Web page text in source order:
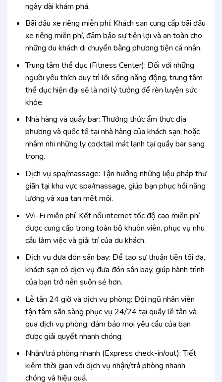
ngày dài khám phá.
Bãi đậu xe riêng miễn phí: Khách sạn cung cấp bãi đậu
xe riêng miễn phí, đảm bảo sự tiện lợi và an toàn cho
những du khách di chuyển bằng phương tiện cá nhân.
Trung tâm thể dục (Fitness Center): Đối với những
người yêu thích duy trì lối sống năng động, trung tâm
thể dục hiện đại sẽ là nơi lý tưởng để rèn luyện sức
khỏe.
Nhà hàng và quầy bar: Thưởng thức ẩm thực địa
phương và quốc tế tại nhà hàng của khách sạn, hoặc
nhâm nhi những ly cocktail mát lạnh tại quầy bar sang
trọng.
Dịch vụ spa/massage: Tận hưởng những liệu pháp thư
giãn tại khu vực spa/massage, giúp bạn phục hồi năng
lượng và xua tan mệt mỏi.
Wi-Fi miễn phí: Kết nối internet tốc độ cao miễn phí
được cung cấp trong toàn bộ khuôn viên, phục vụ nhu
cầu làm việc và giải trí của du khách.
Dịch vụ đưa đón sân bay: Để tạo sự thuận tiện tối đa,
khách sạn có dịch vụ đưa đón sân bay, giúp hành trình
của bạn trở nên suôn sẻ hơn.
Lễ tân 24 giờ và dịch vụ phòng: Đội ngũ nhân viên
tận tâm sẵn sàng phục vụ 24/24 tại quầy lễ tân và
qua dịch vụ phòng, đảm bảo mọi yêu cầu của bạn
được giải quyết nhanh chóng.
Nhận/trả phòng nhanh (Express check-in/out): Tiết
kiệm thời gian với dịch vụ nhận/trả phòng nhanh
chóng và hiệu quả.